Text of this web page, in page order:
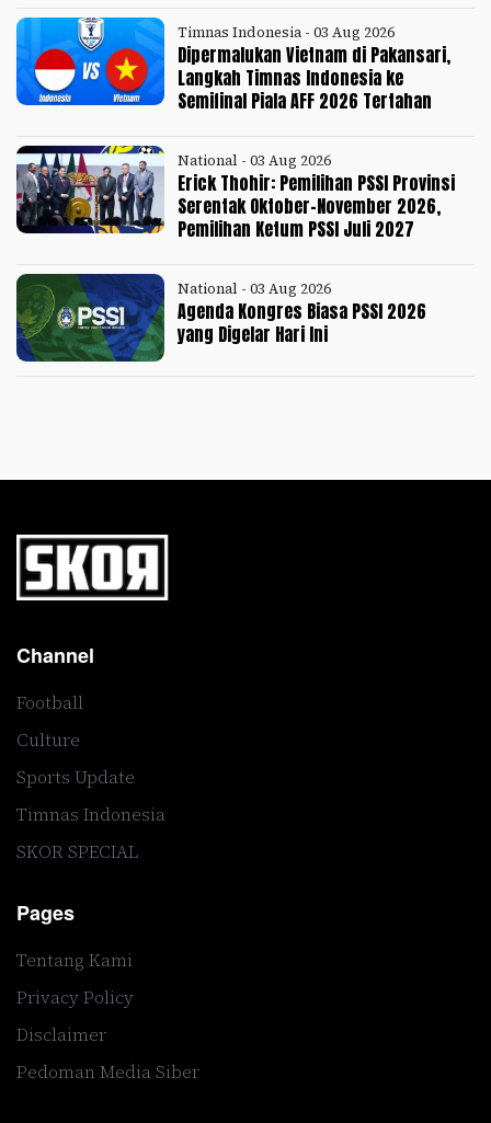
Timnas Indonesia - 03 Aug 2026
Dipermalukan Vietnam di Pakansari,
Langkah Timnas Indonesia ke
Semifinal Piala AFF 2026 Tertahan
National - 03 Aug 2026
Erick Thohir: Pemilihan PSSI Provinsi
Serentak Oktober-November 2026,
Pemilihan Ketum PSSI Juli 2027
National - 03 Aug 2026
Agenda Kongres Biasa PSSI 2026
yang Digelar Hari Ini
Channel
Football
Culture
Sports Update
Timnas Indonesia
SKOR SPECIAL
Pages
Tentang Kami
Privacy Policy
Disclaimer
Pedoman Media Siber